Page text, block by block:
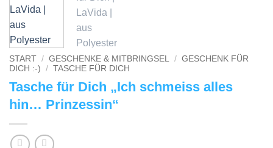
START / GESCHENKE & MITBRINGSEL / GESCHENK FÜR
DICH :-)
/ TASCHE FÜR DICH
Tasche für Dich „Ich schmeiss alles
hin… Prinzessin“